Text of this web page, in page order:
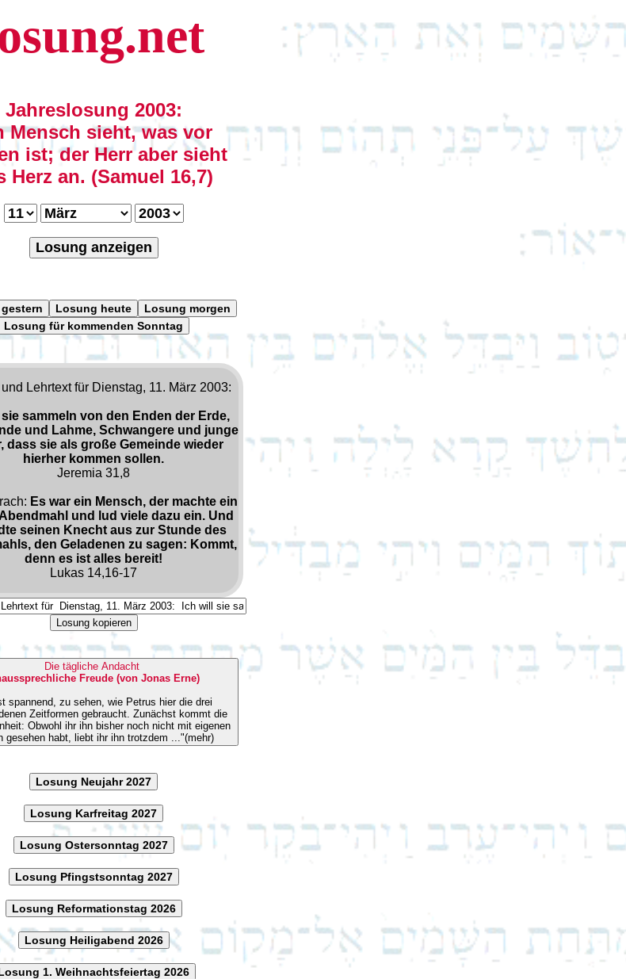
Jahreslosung 2003:
Mensch sieht, was vor
ist; der Herr aber sieht
Herz an. (Samuel 16,7)
Losung anzeigen
Losung heute
Losung morgen
Losung für kommenden Sonntag
Lehrtext für Dienstag, 11. März 2003:
sie sammeln von den Enden der Erde,
und Lahme, Schwangere und junge
dass sie als große Gemeinde wieder
hierher kommen sollen.
Jeremia 31,8
Es war ein Mensch, der machte ein
und lud viele dazu ein. Und
seinen Knecht aus zur Stunde des
den Geladenen zu sagen: Kommt,
denn es ist alles bereit!
Lukas 14,16-17
Losung kopieren
Die tägliche Andacht
Freude (von Jonas Erne)
spannend, zu sehen, wie Petrus hier die drei
Zeitformen gebraucht. Zunächst kommt die
Obwohl ihr ihn bisher noch nicht mit eigenen
gesehen habt, liebt ihr ihn trotzdem ..."(mehr)
Losung Neujahr 2027
Losung Karfreitag 2027
Losung Ostersonntag 2027
Losung Pfingstsonntag 2027
Losung Reformationstag 2026
Losung Heiligabend 2026
1. Weihnachtsfeiertag 2026